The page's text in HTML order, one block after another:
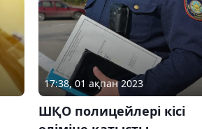
17:38, 01 ақпан 2023
ШҚО полицейлері кісі